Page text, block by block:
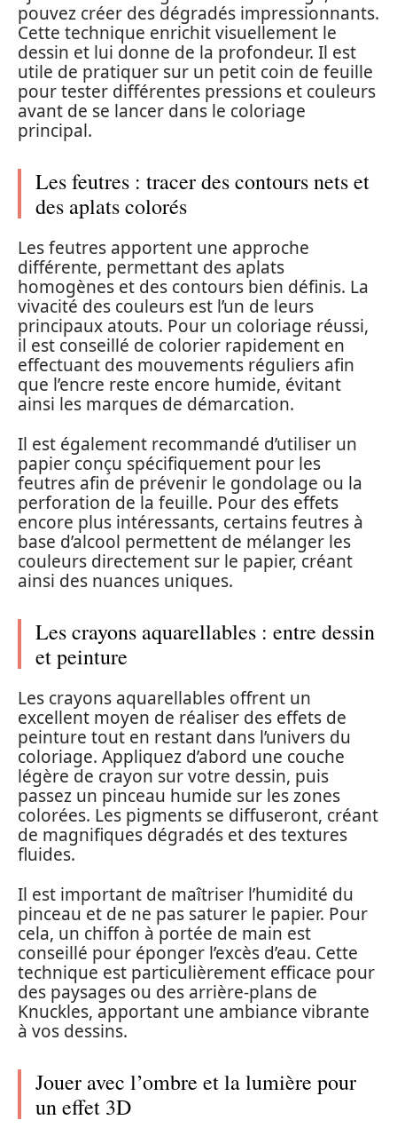
pouvez créer des dégradés impressionnants.
Cette technique enrichit visuellement le
dessin et lui donne de la profondeur. Il est
utile de pratiquer sur un petit coin de feuille
pour tester différentes pressions et couleurs
avant de se lancer dans le coloriage
principal.
Les feutres : tracer des contours nets et
des aplats colorés
Les feutres apportent une approche
différente, permettant des aplats
homogènes et des contours bien définis. La
vivacité des couleurs est l’un de leurs
principaux atouts. Pour un coloriage réussi,
il est conseillé de colorier rapidement en
effectuant des mouvements réguliers afin
que l’encre reste encore humide, évitant
ainsi les marques de démarcation.
Il est également recommandé d’utiliser un
papier conçu spécifiquement pour les
feutres afin de prévenir le gondolage ou la
perforation de la feuille. Pour des effets
encore plus intéressants, certains feutres à
base d’alcool permettent de mélanger les
couleurs directement sur le papier, créant
ainsi des nuances uniques.
Les crayons aquarellables : entre dessin
et peinture
Les crayons aquarellables offrent un
excellent moyen de réaliser des effets de
peinture tout en restant dans l’univers du
coloriage. Appliquez d’abord une couche
légère de crayon sur votre dessin, puis
passez un pinceau humide sur les zones
colorées. Les pigments se diffuseront, créant
de magnifiques dégradés et des textures
fluides.
Il est important de maîtriser l’humidité du
pinceau et de ne pas saturer le papier. Pour
cela, un chiffon à portée de main est
conseillé pour éponger l’excès d’eau. Cette
technique est particulièrement efficace pour
des paysages ou des arrière-plans de
Knuckles, apportant une ambiance vibrante
à vos dessins.
Jouer avec l’ombre et la lumière pour
un effet 3D